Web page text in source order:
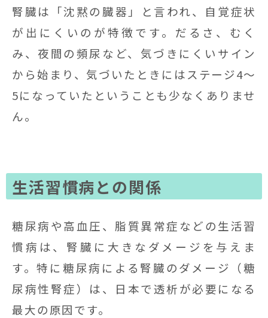
腎臓は「沈黙の臓器」と言われ、自覚症状
が出にくいのが特徴です。だるさ、むく
み、夜間の頻尿など、気づきにくいサイン
から始まり、気づいたときにはステージ4〜
5になっていたということも少なくありませ
ん。
生活習慣病との関係
糖尿病や高血圧、脂質異常症などの生活習
慣病は、腎臓に大きなダメージを与えま
す。特に糖尿病による腎臓のダメージ（糖
尿病性腎症）は、日本で透析が必要になる
最大の原因です。